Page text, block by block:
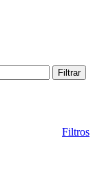
Filtrar
Filtros